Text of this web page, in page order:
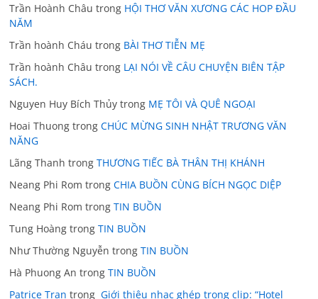
Trần Hoành Châu trong HỘI THƠ VĂN XƯƠNG CÁC HOP ĐẦU
NĂM
Trần hoành Cháu trong BÀI THƠ TIỄN MẸ
Trần hoành Châu trong LẠI NÓI VỀ CÂU CHUYỆN BIÊN TẬP
SÁCH.
Nguyen Huy Bích Thủy trong MẸ TÔI VÀ QUÊ NGOẠI
Hoai Thuong trongCHÚC MỪNG SINH NHẬT TRƯƠNG VĂN
NĂNG
Lãng Thanh trongTHƯƠNG TIẾC BÀ THÂN THỊ KHÁNH
Neang Phi Rom trongCHIA BUỒN CÙNG BÍCH NGỌC DIỆP
Neang Phi Rom trongTIN BUỒN
Tung Hoàng trongTIN BUỒN
Như Thường Nguyễn trongTIN BUỒN
Hà Phuong An trongTIN BUỒN
Patrice Tran trong Giới thiệu nhạc ghép trong clip: “Hotel